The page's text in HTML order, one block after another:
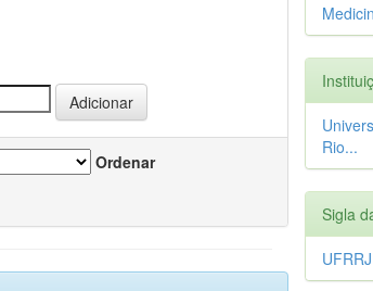
Ordenar
Rio...
Sigla
UFRRJ